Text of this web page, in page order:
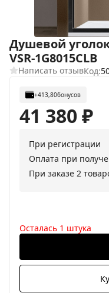
Душевой
VSR-1G8015CLB
Написать отзывКод:
+413,80бонусов
41 380₽
При регистрации
Оплата при
При заказе 2
Осталась 1 штука